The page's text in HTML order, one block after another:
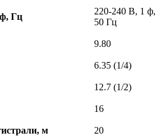
Гц
220-240 В, 1 ф,
50 Гц
9.80
6.35 (1/4)
12.7 (1/2)
16
м 20